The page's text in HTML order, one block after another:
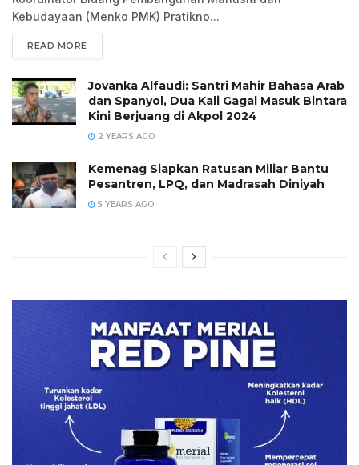
Kebudayaan (Menko PMK) Pratikno...
READ MORE
Jovanka Alfaudi: Santri Mahir Bahasa Arab
dan Spanyol, Dua Kali Gagal Masuk Bintara
Kini Berjuang di Akpol 2024
2 YEARS AGO
Kemenag Siapkan Ratusan Miliar Bantu
Pesantren, LPQ, dan Madrasah Diniyah
5 YEARS AGO